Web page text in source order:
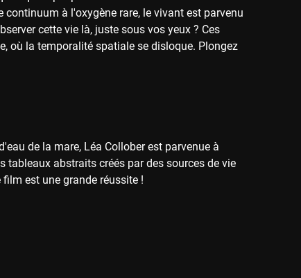
à l'oxygène rare, le vivant est parvenu
cette vie là, juste sous vos yeux ? Ces
où la temporalité spatiale se disloque. Plongez
de la mare, Léa Collober est parvenue à
abstraits créés par des sources de vie
est une grande réussite !